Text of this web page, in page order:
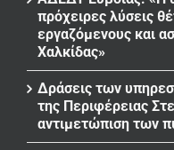
πρόχειρες λύσεις
εργαζόμενους και
Χαλκίδας»
Δράσεις των
της Περιφέρειας
αντιμετώπιση των